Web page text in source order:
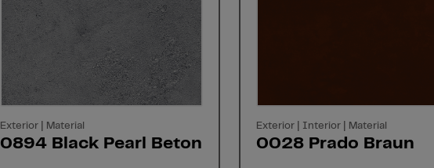
Exterior | Material
0894 Black Pearl Beton
Exterior | Interior | Material
0028 Prado Braun